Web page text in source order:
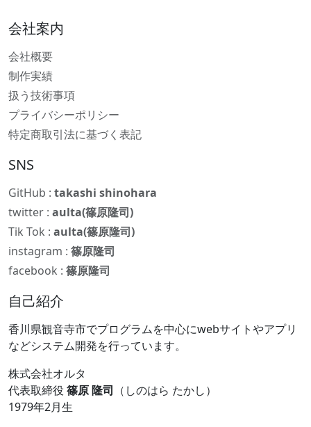
会社案内
会社概要
制作実績
扱う技術事項
プライバシーポリシー
特定商取引法に基づく表記
SNS
GitHub : takashi shinohara
twitter : aulta(篠原隆司)
Tik Tok : aulta(篠原隆司)
instagram : 篠原隆司
facebook : 篠原隆司
自己紹介
香川県観音寺市でプログラムを中心にwebサイトやアプリ
などシステム開発を行っています。
株式会社オルタ
代表取締役 篠原 隆司 （しのはら たかし）
1979年2月生